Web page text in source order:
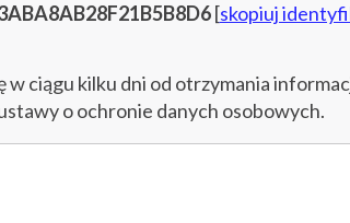
[skopiuj
ciągu kilku dni od otrzymania
o ochronie danych osobowych.